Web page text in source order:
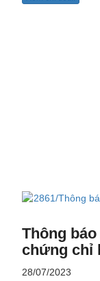
Thông
chứng chỉ
28/07/2023